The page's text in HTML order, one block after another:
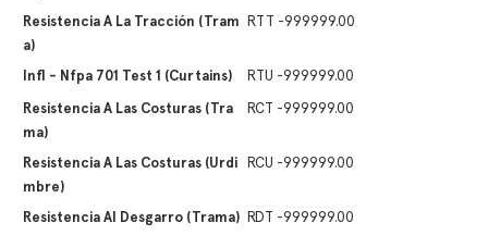
Resistencia A La Tracción (tram
A)
RTT -999999.00
Infl - Nfpa 701 Test 1 (curtains)
RTU -999999.00
Resistencia A Las Costuras (tra
Ma)
RCT -999999.00
Resistencia A Las Costuras (urdi
Mbre)
RCU -999999.00
Resistencia Al Desgarro (trama) RDT -999999.00